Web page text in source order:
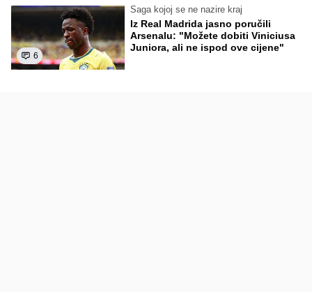
6
Saga kojoj se ne nazire kraj
Iz Real Madrida jasno poručili
Arsenalu: "Možete dobiti Viniciusa
Juniora, ali ne ispod ove cijene"